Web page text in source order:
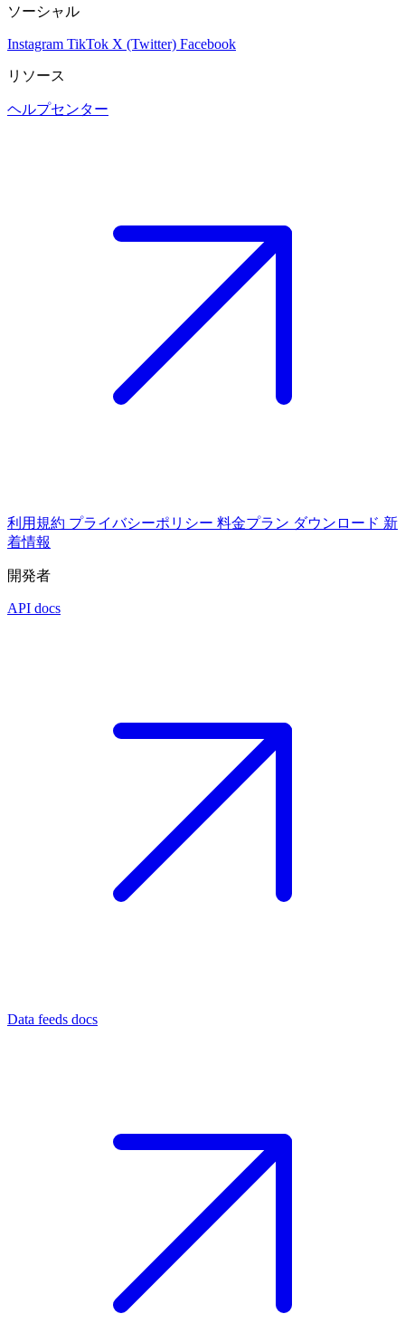
ソーシャル
Instagram TikTok X (Twitter) Facebook
リソース
ヘルプセンター
利用規約 プライバシーポリシー 料金プラン ダウンロード 新
着情報
開発者
API docs
Data feeds docs